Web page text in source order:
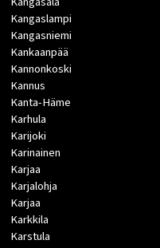
Kangaslampi
Kangasniemi
Kankaanpää
Kannonkoski
Kannus
Kanta-Häme
Karhula
Karijoki
Karinainen
Karjaa
Karjalohja
Karjaa
Karkkila
Karstula